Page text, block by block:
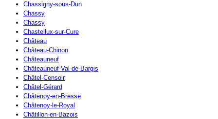
Chassigny-sous-Dun
Chassy
Chassy
Chastellux-sur-Cure
Château
Château-Chinon
Châteauneuf
Châteauneuf-Val-de-Bargis
Châtel-Censoir
Châtel-Gérard
Châtenoy-en-Bresse
Châtenoy-le-Royal
Châtillon-en-Bazois